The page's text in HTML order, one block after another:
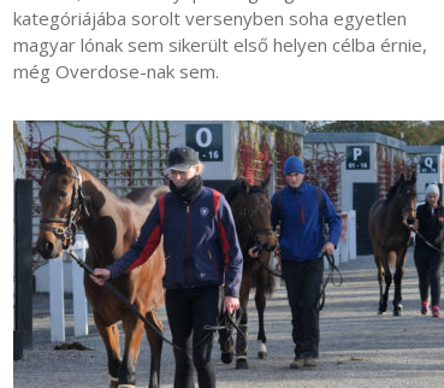
kategóriájába sorolt versenyben soha egyetlen
magyar lónak sem sikerült első helyen célba érnie,
még Overdose-nak sem.